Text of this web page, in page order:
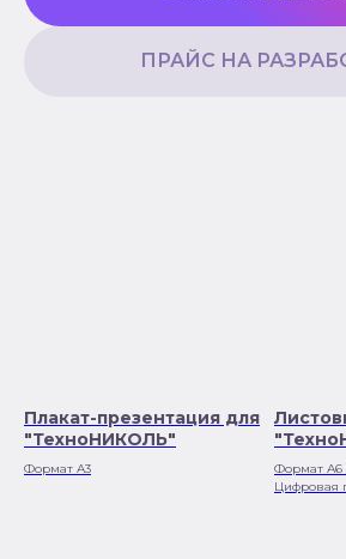
ПРАЙС НА
Плакат-презентация для
"ТехноНИКОЛЬ"
Формат А3
Формат А6
Цифровая